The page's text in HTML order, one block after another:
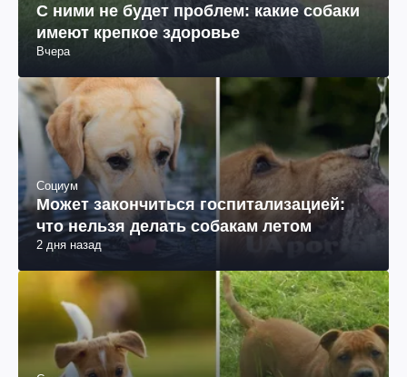
С ними не будет проблем: какие собаки
имеют крепкое здоровье
Вчера
Социум
Может закончиться госпитализацией:
что нельзя делать собакам летом
2 дня назад